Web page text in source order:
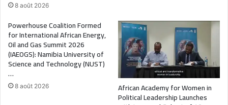
8 août 2026
Powerhouse Coalition Formed
for International African Energy,
Oil and Gas Summit 2026
(IAEOGS): Namibia University of
Science and Technology (NUST)
…
8 août 2026 African Academy for Women in
Political Leadership Launches